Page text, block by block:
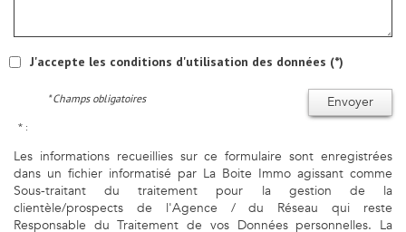
J'accepte les conditions d'utilisation des données (*)
Envoyer
* Champs obligatoires
* :
Les informations recueillies sur ce formulaire sont enregistrées
dans un fichier informatisé par La Boite Immo agissant comme
Sous-traitant du traitement pour la gestion de la
clientèle/prospects de l'Agence / du Réseau qui reste
Responsable du Traitement de vos Données personnelles. La